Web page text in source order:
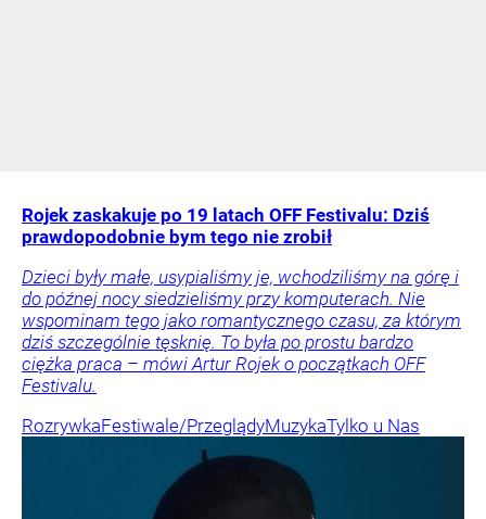
Rojek zaskakuje po 19 latach OFF Festivalu: Dziś
prawdopodobnie bym tego nie zrobił
Dzieci były małe, usypialiśmy je, wchodziliśmy na górę i
do późnej nocy siedzieliśmy przy komputerach. Nie
wspominam tego jako romantycznego czasu, za którym
dziś szczególnie tęsknię. To była po prostu bardzo
ciężka praca – mówi Artur Rojek o początkach OFF
Festivalu.
RozrywkaFestiwale/PrzeglądyMuzykaTylko u Nas